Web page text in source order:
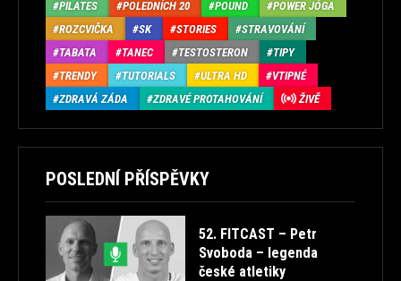
PILATES POLEDNÍCH 20 POUND
POWER JÓGA
ROZCVIČKA
SK STORIES
STRAVOVÁNÍ
TABATA
TANEC TESTOSTERON
TIPY
TRENDY
TUTORIALS ULTRA HD
VTIPNÉ
ZDRAVÁ ZÁDA
ZDRAVÉ PROTAHOVÁNÍ ŽIVĚ
POSLEDNÍ PŘÍSPĚVKY
52. FITCAST – Petr
Svoboda – legenda
české atletiky